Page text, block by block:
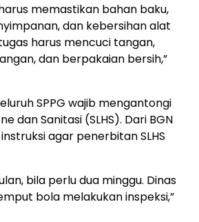
memastikan bahan baku,
dan kebersihan alat
harus mencuci tangan,
dan berpakaian bersih,”
SPPG wajib mengantongi
dan Sanitasi (SLHS). Dari BGN
agar penerbitan SLHS
bila perlu dua minggu. Dinas
bola melakukan inspeksi,”